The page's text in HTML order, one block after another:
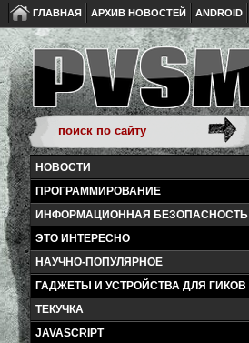
ГЛАВНАЯ АРХИВ НОВОСТЕЙ ANDROID
НОВОСТИ
ПРОГРАММИРОВАНИЕ
ИНФОРМАЦИОННАЯ БЕЗОПАСНОСТЬ
ЭТО ИНТЕРЕСНО
НАУЧНО-ПОПУЛЯРНОЕ
ГАДЖЕТЫ И УСТРОЙСТВА ДЛЯ ГИКОВ
ТЕКУЧКА
JAVASCRIPT